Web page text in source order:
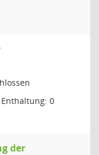
Enthaltung: 0
der